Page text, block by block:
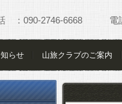
： 090-2746-6668電話＆
らせ 山旅クラブのご案内